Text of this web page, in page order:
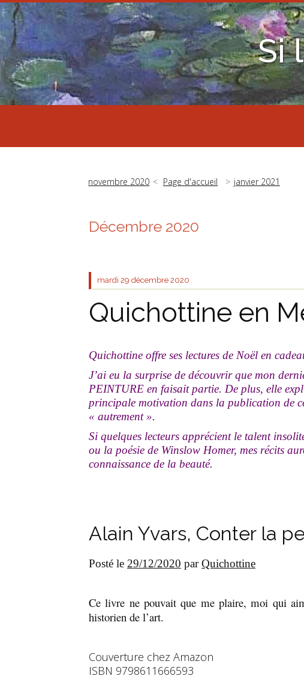
Si
novembre 2020 Page d'accueil janvier 2021
Décembre 2020
mardi 29 décembre 2020
Quichottine en
Quichottine offre ses lectures de Noël en
J’ai eu la surprise de découvrir que mon
PEINTURE en faisait partie. De plus, elle
principale motivation dans la publication de
« autrement ».
Si quelques lecteurs apprécient le talent
ou la poésie de Winslow Homer, mes récits
connaissance de la beauté.
Alain Yvars, Conter la
Posté le 29/12/2020 parQuichottine
Ce livre ne pouvait que me plaire, moi qui
historien de l’art.
Couverture chez Amazon
ISBN 9798611666593